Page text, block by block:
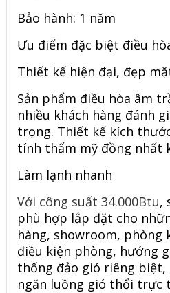
Bảo hành: 1 năm
Ưu điểm đặc biệt điều
Thiết kế hiện đại, đẹp
Sản phẩm điều hòa âm
nhiều khách hàng đánh
trọng. Thiết kế kích
tính thẩm mỹ đồng nhất
Làm lạnh nhanh
Với công suất 34.000Btu,
phù hợp lắp đặt cho
hàng, showroom, phòng
điều kiện phòng, hướng
thống đảo gió riêng
ngăn luồng gió thổi trực